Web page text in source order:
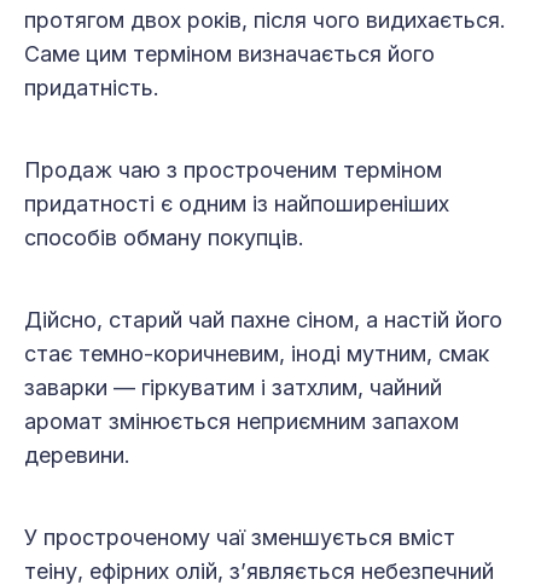
протягом двох років, після чого видихається.
Саме цим терміном визначається його
придатність.
Продаж чаю з простроченим терміном
придатності є одним із найпоширеніших
способів обману покупців.
Дійсно, старий чай пахне сіном, а настій його
стає темно-коричневим, іноді мутним, смак
заварки — гіркуватим і затхлим, чайний
аромат змінюється неприємним запахом
деревини.
У простроченому чаї зменшується вміст
теіну, ефірних олій, з’являється небезпечний